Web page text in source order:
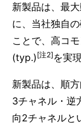
新製品は、最
に、当社独自
ことで、高コ
(typ.) [注2] を実
新製品は、順
3チャネル・逆
向2チャネルと